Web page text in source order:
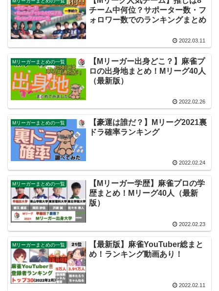
チーム中何位？サポーター数・フ
ォロワー数でのランキングまとめ
2022.03.11
Mリーガーまとめの一覧
【Mリーガー出身どこ？】麻雀プ
ロの出身地まとめ！Mリーグ40人
（最新版）
2022.02.26
Mリーガーまとめの一覧
【豪運は誰だ？】Mリーグ2021裏
ドラ確率ランキング
2022.02.24
Mリーガーまとめの一覧
【Mリーガー学歴】麻雀プロの学
歴まとめ！Mリーグ40人（最新
版）
2022.02.23
Mリーガーまとめの一覧
【最新版】麻雀YouTuber総まと
め！ランキング動画あり！
2022.02.11